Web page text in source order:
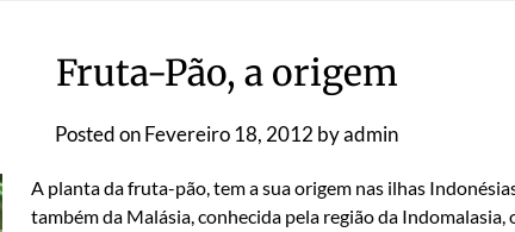
Fruta-Pão, a origem
Posted onFevereiro 18, 2012 byadmin
A planta da fruta-pão, tem a sua origem nas ilhas
também da Malásia, conhecida pela região da Indomalasia,